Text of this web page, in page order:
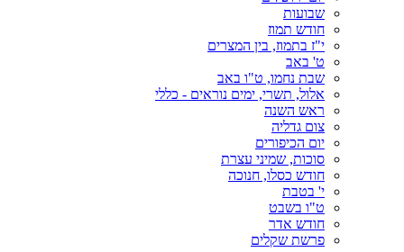
שבועות
חודש תמוז
י"ז בתמוז, בין המצרים
ט' באב
שבת נחמו, ט"ו באב
אלול, תשרי, ימים נוראים - כללי
ראש השנה
צום גדליה
יום הכיפורים
סוכות, שמיני עצרת
חודש כסלו, חנוכה
י' בטבת
ט"ו בשבט
חודש אדר
פרשת שקלים